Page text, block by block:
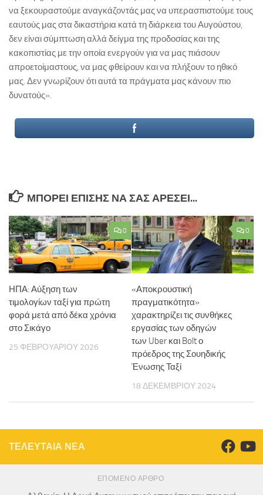
να ξεκουραστούμε αναγκάζοντάς μας να υπερασπιστούμε τους
εαυτούς μας στα δικαστήρια κατά τη διάρκεια του Αυγούστου,
δεν είναι σύμπτωση αλλά δείγμα της προδοσίας και της
κακοπιστίας με την οποία ενεργούν για να μας πιάσουν
απροετοίμαστους, να μας φθείρουν και να πλήξουν το ηθικό
μας. Δεν γνωρίζουν ότι αυτά τα πράγματα μας κάνουν πιο
δυνατούς».
ΜΠΟΡΕΊ ΕΠΊΣΗΣ ΝΑ ΣΑΣ ΑΡΈΣΕΙ...
0
ΗΠΑ: Αύξηση των
τιμολογίων ταξί για πρώτη
φορά μετά από δέκα χρόνια
στο Σικάγο
25 ΦΕΒΡΟΥΑΡΊΟΥ 2026
0
«Αποκρουστική
πραγματικότητα»
χαρακτηρίζει τις συνθήκες
εργασίας των οδηγών
των Uber και Bolt ο
πρόεδρος της Σουηδικής
Ένωσης Ταξί
18 ΔΕΚΕΜΒΡΊΟΥ 2024
ΤΕΛΕΥΤΑΙΑ ΝΕΑ
ΕΠΌΜΕΝΟ ΆΡΘΡΟ